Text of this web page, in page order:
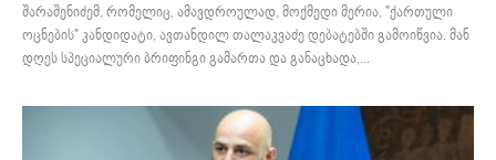
შარაშენიძემ, რომელიც, ამავდროულად, მოქმედი მერია, "ქართული
ოცნების" კანდიდატი, ავთანდილ თალაკვაძე დებატებში გამოიწვია. მან
დღეს სპეციალური ბრიფინგი გამართა და განაცხადა,...